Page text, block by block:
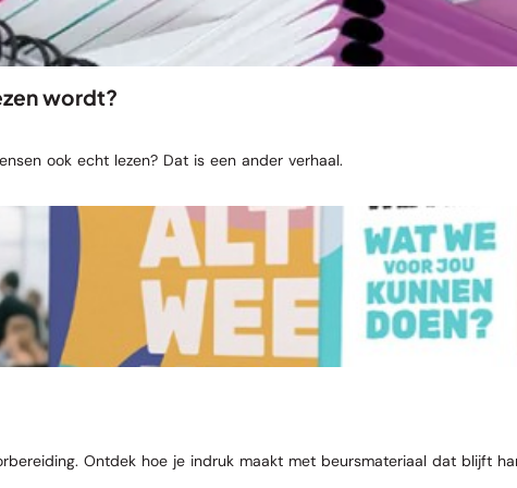
wordt?
ook echt lezen? Dat is een ander verhaal.
Ontdek hoe je indruk maakt met beursmateriaal dat blijft